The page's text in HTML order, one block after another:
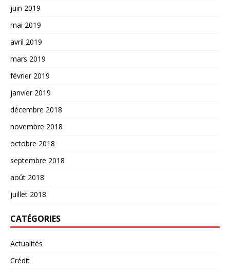
juin 2019
mai 2019
avril 2019
mars 2019
février 2019
janvier 2019
décembre 2018
novembre 2018
octobre 2018
septembre 2018
août 2018
juillet 2018
CATÉGORIES
Actualités
Crédit